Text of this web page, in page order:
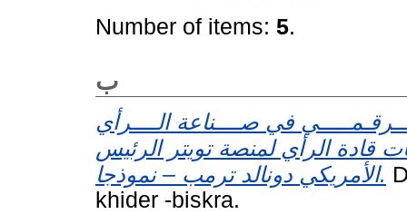
Number of items: 5.
ب
في صــــناعة الــــرأي
قادة الرأي لمنصة تويتر الرئيس
الأمريكي دونالد ترمب – نموذجا.
khider -biskra.